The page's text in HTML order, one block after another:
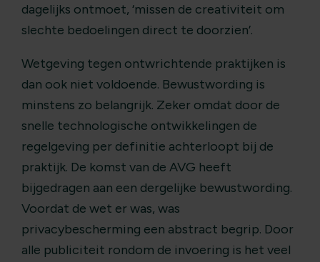
dagelijks ontmoet, ‘missen de creativiteit om
slechte bedoelingen direct te doorzien’.
Wetgeving tegen ontwrichtende praktijken is
dan ook niet voldoende. Bewustwording is
minstens zo belangrijk. Zeker omdat door de
snelle technologische ontwikkelingen de
regelgeving per definitie achterloopt bij de
praktijk. De komst van de AVG heeft
bijgedragen aan een dergelijke bewustwording.
Voordat de wet er was, was
privacybescherming een abstract begrip. Door
alle publiciteit rondom de invoering is het veel